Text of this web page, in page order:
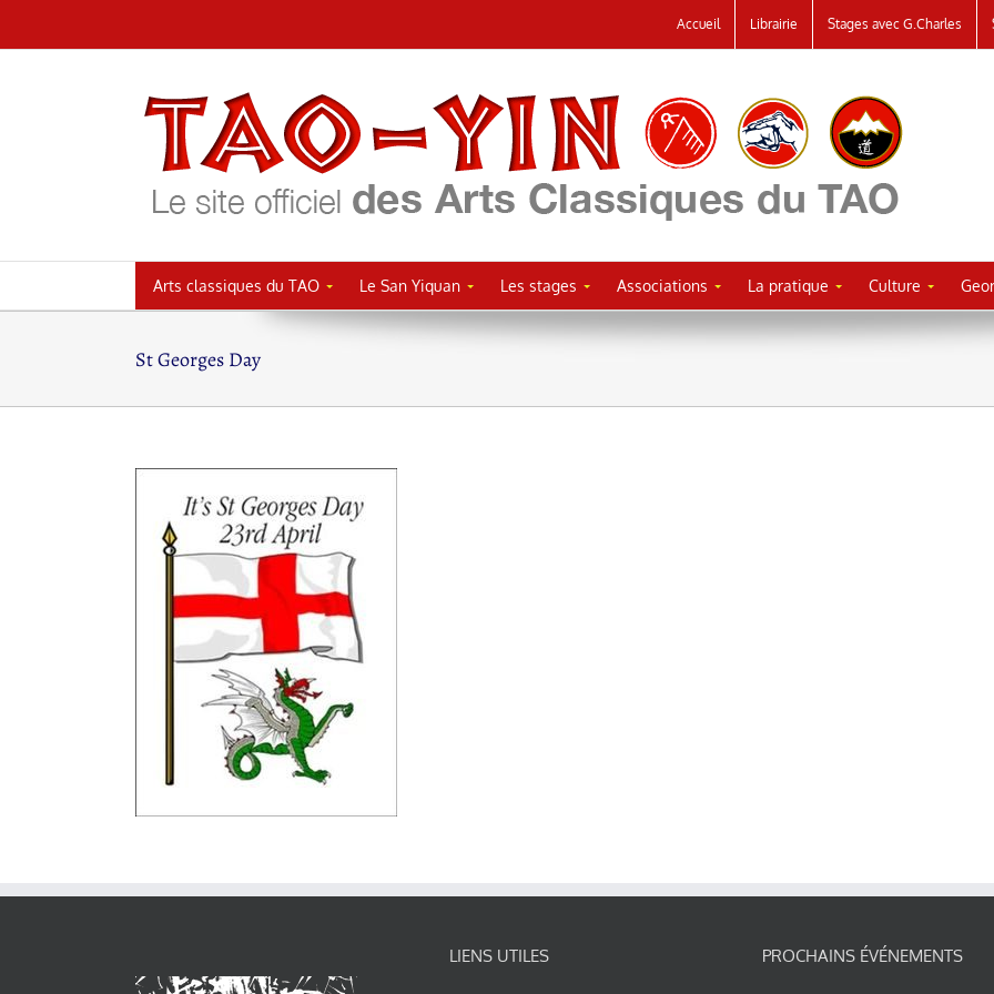
au
Accueil Librairie Stages avec G.Charles
Arts classiques du TAO Le San Yiquan Les stages Associations La pratique Culture
St Georges Day
LIENS UTILES PROCHAINS ÉVÉNEMENTS